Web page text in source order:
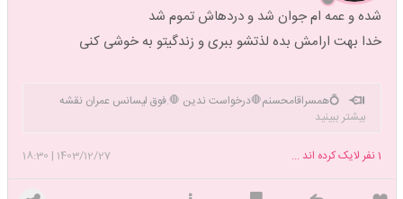
شده و عمه ام جوان شد و دردهاش تموم شد
خدا بهت ارامش بده لذتشو ببری و زندگیتو به خوشی کنی
💍همسراقامحسنم🛑درخواست ندین 🛑.فوق لیسانس عمران نقشه
برداری👷
بیشتر ببینید
1403/12/27
|
18:30 1نفر لایک کرده اند ...